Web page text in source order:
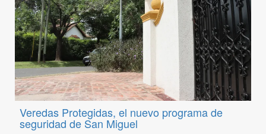
Veredas Protegidas, el nuevo programa de
seguridad de San Miguel